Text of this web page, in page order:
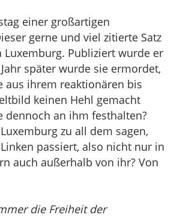
einer großartigen
gerne und viel zitierte Satz
Luxemburg. Publiziert wurde er
später wurde sie ermordet,
aus ihrem reaktionären bis
keinen Hehl gemacht
dennoch an ihm festhalten?
zu all dem sagen,
passiert, also nicht nur in
auch außerhalb von ihr? Von
die Freiheit der